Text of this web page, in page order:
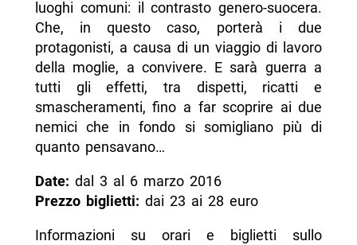
luoghi comuni: il contrasto genero-suocera.
Che, in questo caso, porterà i due
protagonisti, a causa di un viaggio di lavoro
della moglie, a convivere. E sarà guerra a
tutti gli effetti, tra dispetti, ricatti e
smascheramenti, fino a far scoprire ai due
nemici che in fondo si somigliano più di
quanto pensavano…
Date: dal 3 al 6 marzo 2016
Prezzo biglietti: dai 23 ai 28 euro
Informazioni su orari e biglietti sullo